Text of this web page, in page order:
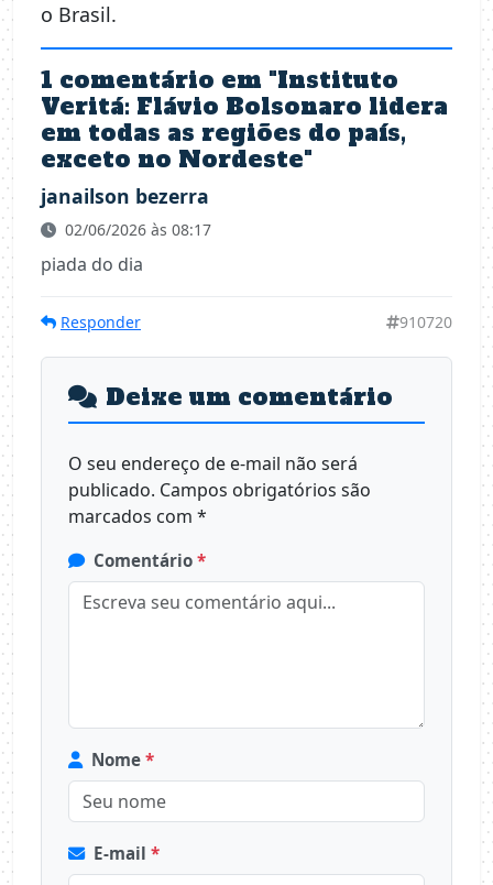
o Brasil.
1 comentário em "Instituto
Veritá: Flávio Bolsonaro lidera
em todas as regiões do país,
exceto no Nordeste"
janailson bezerra
02/06/2026 às 08:17
piada do dia
Responder 910720
Deixe um comentário
O seu endereço de e-mail não será
publicado. Campos obrigatórios são
marcados com *
Comentário *
Nome *
E-mail *